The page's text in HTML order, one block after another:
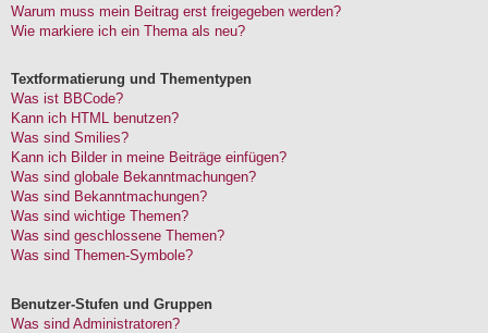
Warum muss mein Beitrag erst freigegeben werden?
Wie markiere ich ein Thema als neu?
Textformatierung und Thementypen
Was ist BBCode?
Kann ich HTML benutzen?
Was sind Smilies?
Kann ich Bilder in meine Beiträge einfügen?
Was sind globale Bekanntmachungen?
Was sind Bekanntmachungen?
Was sind wichtige Themen?
Was sind geschlossene Themen?
Was sind Themen-Symbole?
Benutzer-Stufen und Gruppen
Was sind Administratoren?